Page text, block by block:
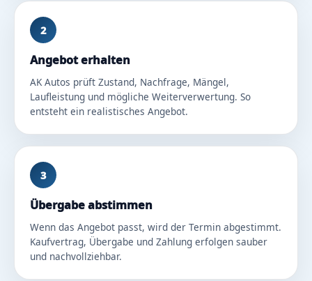
2
Angebot erhalten
AK Autos prüft Zustand, Nachfrage, Mängel,
Laufleistung und mögliche Weiterverwertung. So
entsteht ein realistisches Angebot.
3
Übergabe abstimmen
Wenn das Angebot passt, wird der Termin abgestimmt.
Kaufvertrag, Übergabe und Zahlung erfolgen sauber
und nachvollziehbar.